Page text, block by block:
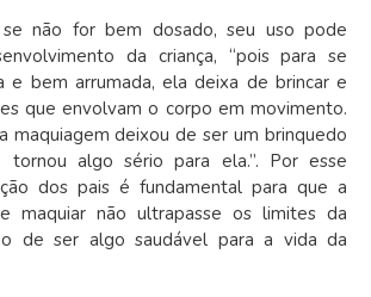
não for bem dosado, seu uso pode
da criança, “pois para se
e bem arrumada, ela deixa de brincar e
que envolvam o corpo em movimento.
maquiagem deixou de ser um brinquedo
tornou algo sério para ela.”. Por esse
dos pais é fundamental para que a
maquiar não ultrapasse os limites da
de ser algo saudável para a vida da